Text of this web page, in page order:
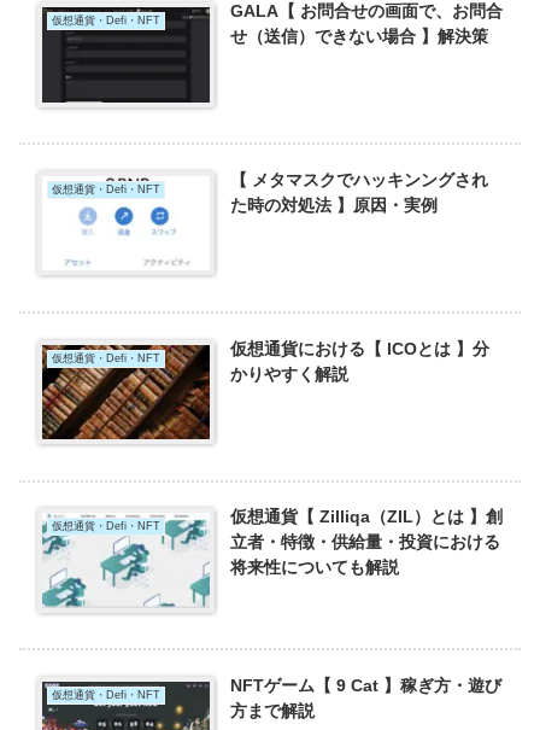
仮想通貨・Defi・NFT
GALA【 お問合せの画面で、お問合
せ（送信）できない場合 】解決策
仮想通貨・Defi・NFT
【 メタマスクでハッキンングされ
た時の対処法 】原因・実例
仮想通貨・Defi・NFT
仮想通貨における【 ICOとは 】分
かりやすく解説
仮想通貨・Defi・NFT
仮想通貨【 Zilliqa（ZIL）とは 】創
立者・特徴・供給量・投資における
将来性についても解説
仮想通貨・Defi・NFT
NFTゲーム【 9 Cat 】稼ぎ方・遊び
方まで解説